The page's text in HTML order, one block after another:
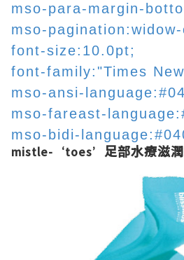
mso-para-margin-
mso-
font-size:10.0pt;
font-family:"Times
mso-ansi-
mso-fareast-
mso-bidi-
mistle-‘toes’ 足部水療滋